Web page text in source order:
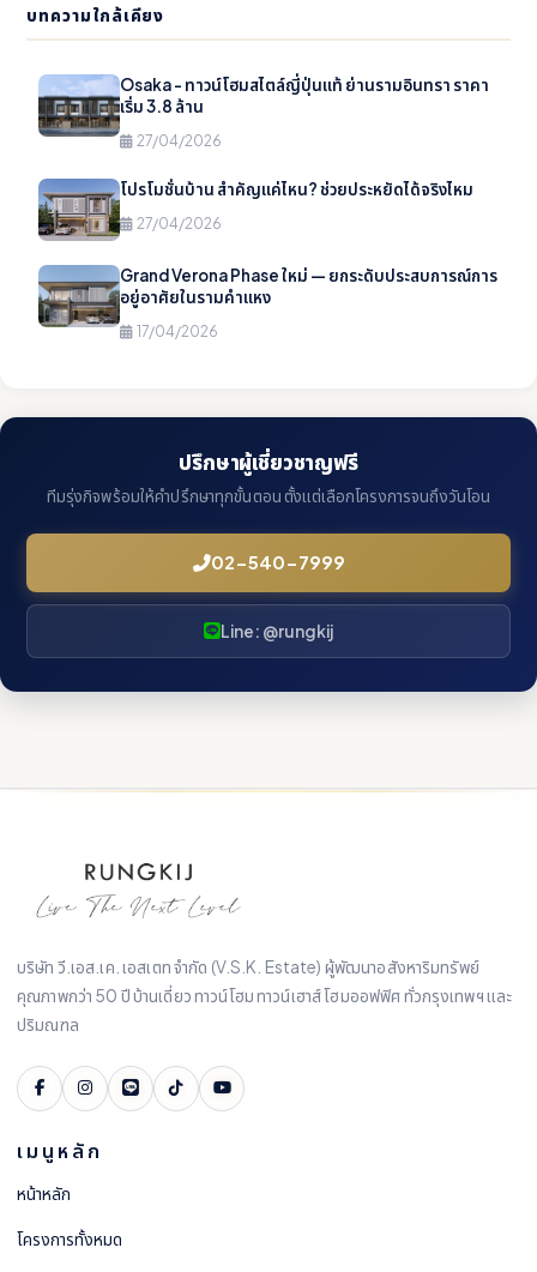
บทความใกล้เคียง
Osaka - ทาวน์โฮมสไตล์ญี่ปุ่นแท้ ย่านรามอินทรา ราคา
เริ่ม 3.8 ล้าน
27/04/2026
โปรโมชั่นบ้าน สำคัญแค่ไหน? ช่วยประหยัดได้จริงไหม
27/04/2026
Grand Verona Phase ใหม่ — ยกระดับประสบการณ์การ
อยู่อาศัยในรามคำแหง
17/04/2026
ปรึกษาผู้เชี่ยวชาญฟรี
ทีมรุ่งกิจพร้อมให้คำปรึกษาทุกขั้นตอน ตั้งแต่เลือกโครงการจนถึงวันโอน
02-540-7999
Line: @rungkij
บริษัท วี.เอส.เค. เอสเตท จำกัด (V.S.K. Estate) ผู้พัฒนาอสังหาริมทรัพย์
คุณภาพกว่า 50 ปี บ้านเดี่ยว ทาวน์โฮม ทาวน์เฮาส์ โฮมออฟฟิศ ทั่วกรุงเทพฯ และ
ปริมณฑล
เมนูหลัก
หน้าหลัก
โครงการทั้งหมด